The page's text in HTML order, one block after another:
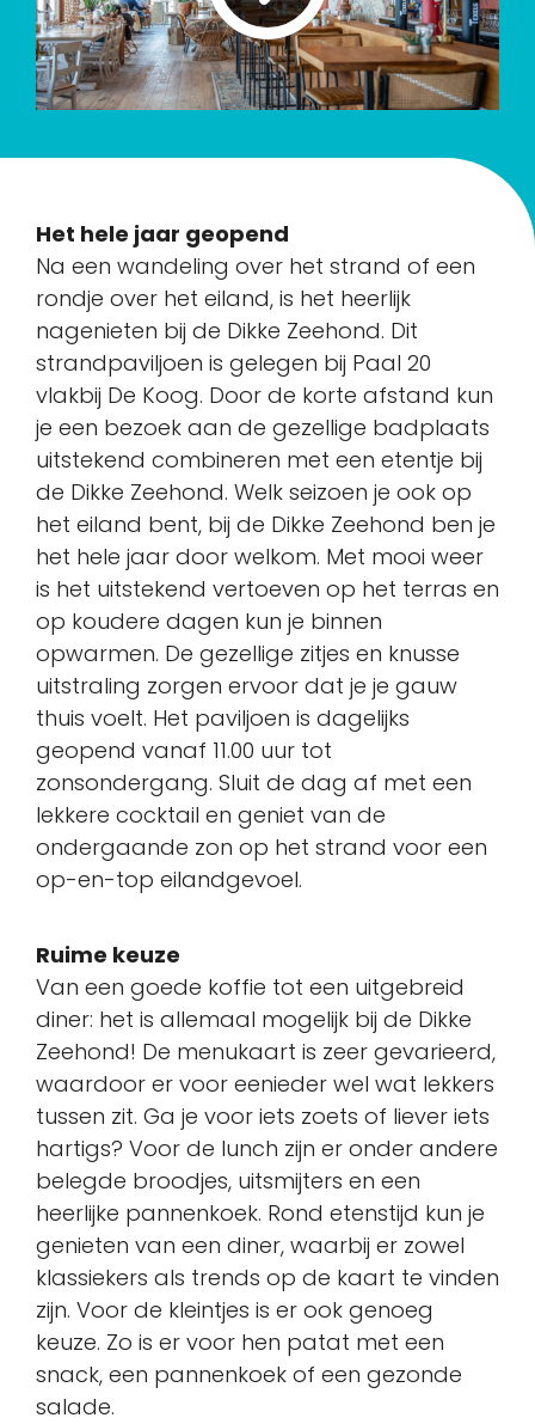
Het hele jaar geopend
Na een wandeling over het strand of een
rondje over het eiland, is het heerlijk
nagenieten bij de Dikke Zeehond. Dit
strandpaviljoen is gelegen bij Paal 20
vlakbij De Koog. Door de korte afstand kun
je een bezoek aan de gezellige badplaats
uitstekend combineren met een etentje bij
de Dikke Zeehond. Welk seizoen je ook op
het eiland bent, bij de Dikke Zeehond ben je
het hele jaar door welkom. Met mooi weer
is het uitstekend vertoeven op het terras en
op koudere dagen kun je binnen
opwarmen. De gezellige zitjes en knusse
uitstraling zorgen ervoor dat je je gauw
thuis voelt. Het paviljoen is dagelijks
geopend vanaf 11.00 uur tot
zonsondergang. Sluit de dag af met een
lekkere cocktail en geniet van de
ondergaande zon op het strand voor een
op-en-top eilandgevoel.
Ruime keuze
Van een goede koffie tot een uitgebreid
diner: het is allemaal mogelijk bij de Dikke
Zeehond! De menukaart is zeer gevarieerd,
waardoor er voor eenieder wel wat lekkers
tussen zit. Ga je voor iets zoets of liever iets
hartigs? Voor de lunch zijn er onder andere
belegde broodjes, uitsmijters en een
heerlijke pannenkoek. Rond etenstijd kun je
genieten van een diner, waarbij er zowel
klassiekers als trends op de kaart te vinden
zijn. Voor de kleintjes is er ook genoeg
keuze. Zo is er voor hen patat met een
snack, een pannenkoek of een gezonde
salade.